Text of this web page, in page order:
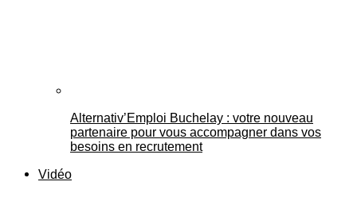
Alternativ’Emploi Buchelay : votre nouveau
partenaire pour vous accompagner dans vos
besoins en recrutement
Vidéo